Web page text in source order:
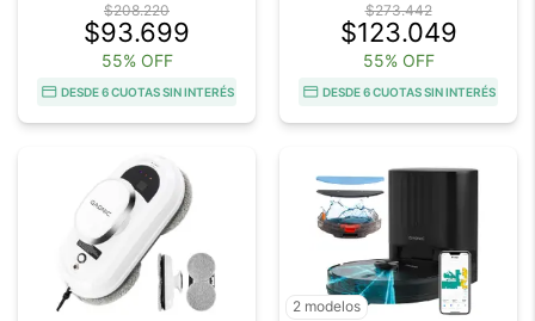
$208.220
$93.699
55% OFF
DESDE 6 CUOTAS SIN INTERÉS
$273.442
$123.049
55% OFF
DESDE 6 CUOTAS SIN INTERÉS
2 modelos